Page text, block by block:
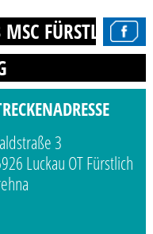
FÜRSTLICH
3
Luckau OT Fürstlich